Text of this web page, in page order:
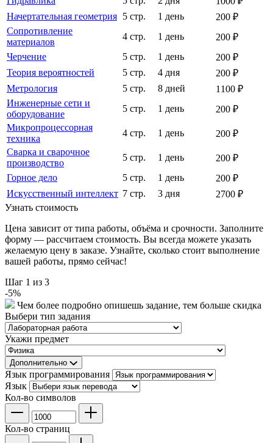
Начертательная геометрия 5 стр. 1 день
200 ₽
Сопротивление
материалов
4 стр. 1 день
200 ₽
Черчение
5 стр. 1 день
200 ₽
Теория вероятностей
5 стр. 4 дня
200 ₽
Метрология
5 стр. 8 дней
1100 ₽
Инженерные сети и
оборудование
5 стр. 1 день
200 ₽
Микропроцессорная
техника
4 стр. 1 день
200 ₽
Сварка и сварочное
производство
5 стр. 1 день
200 ₽
Горное дело
5 стр. 1 день
200 ₽
Искусственный интеллект 7 стр. 3 дня
2700 ₽
Узнать стоимость
Цена зависит от типа работы, объёма и срочности. Заполните
форму — рассчитаем стоимость. Вы всегда можете указать
желаемую цену в заказе. Узнайте, сколько стоит выполнение
вашей работы, прямо сейчас!
Шаг 1 из 3
-5%
Чем более подробно опишешь задание, тем больше скидка
Выбери тип задания
Укажи предмет
Дополнительно
Язык программирования
Язык
Кол-во символов
Кол-во страниц